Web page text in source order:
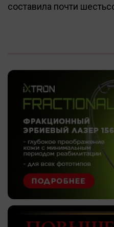
составила почти